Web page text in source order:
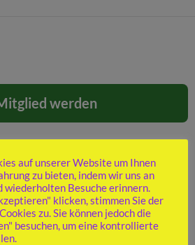
werden
SVN
2026
auf unserer Website um Ihnen
zu bieten, indem wir uns an
wiederholten Besuche erinnern.
klicken, stimmen Sie der
zu. Sie können jedoch die
besuchen, um eine kontrollierte